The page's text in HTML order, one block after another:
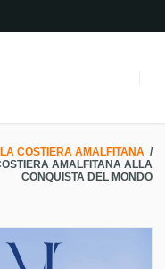
LA COSTIERA AMALFITANA /
AMALFITANA ALLA
CONQUISTA DEL MONDO